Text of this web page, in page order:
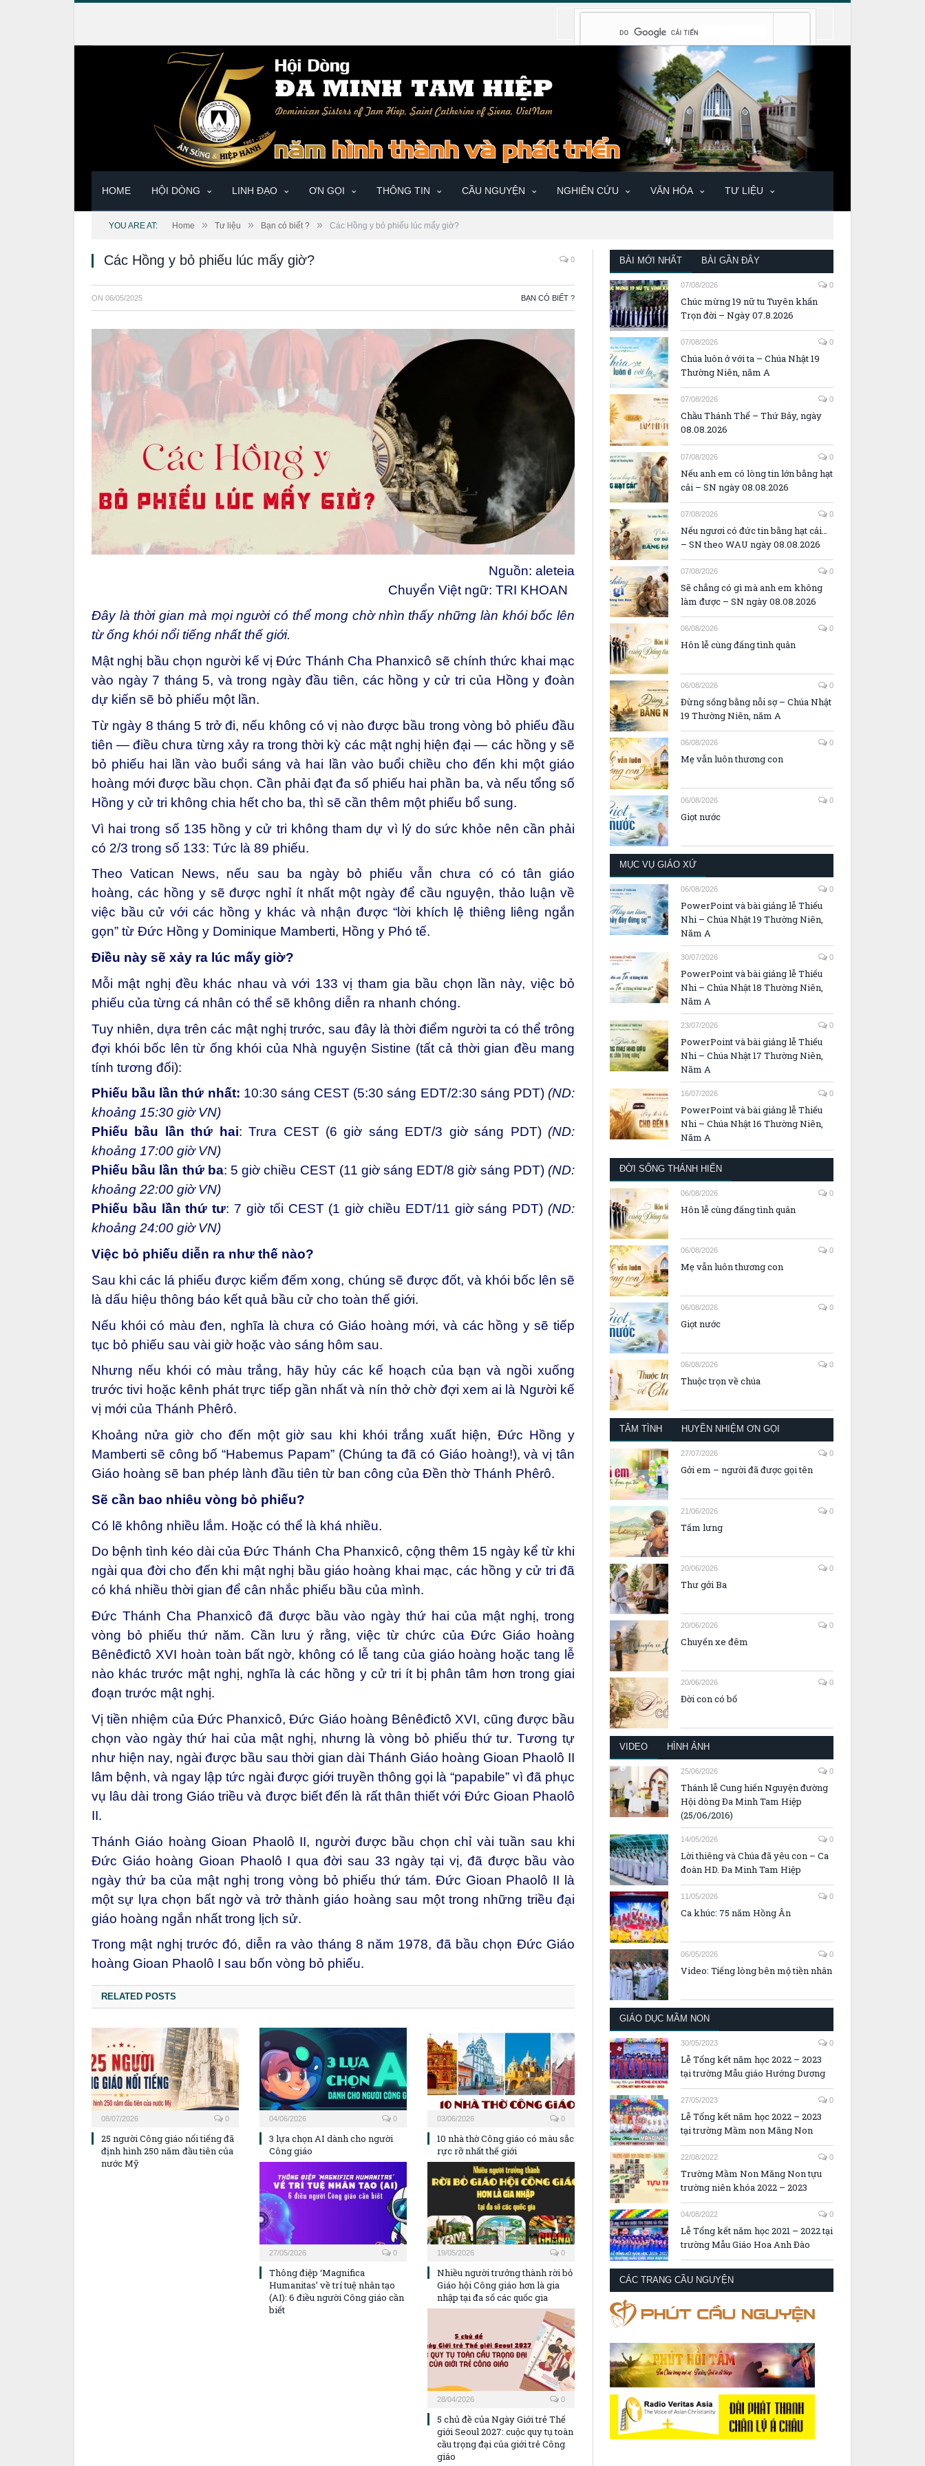
HOME HỘI DÒNG LINH ĐẠO ƠN GỌI THÔNG TIN CẦU NGUYỆN NGHIÊN CỨU VĂN HÓA TƯ LIỆU
YOU ARE AT: Home » Tư liệu » Bạn có biết ? » Các Hồng y bỏ phiếu lúc mấy giờ?
Các Hồng y bỏ phiếu lúc mấy giờ? 0
ON 06/05/2025 BẠN CÓ BIẾT ?
Nguồn: aleteia
Chuyển Việt ngữ: TRI KHOAN
Đây là thời gian mà mọi người có thể mong chờ nhìn thấy những làn khói bốc lên
từ ống khói nổi tiếng nhất thế giới.
Mật nghị bầu chọn người kế vị Đức Thánh Cha Phanxicô sẽ chính thức khai mạc
vào ngày 7 tháng 5, và trong ngày đầu tiên, các hồng y cử tri của Hồng y đoàn
dự kiến sẽ bỏ phiếu một lần.
Từ ngày 8 tháng 5 trở đi, nếu không có vị nào được bầu trong vòng bỏ phiếu đầu
tiên — điều chưa từng xảy ra trong thời kỳ các mật nghị hiện đại — các hồng y sẽ
bỏ phiếu hai lần vào buổi sáng và hai lần vào buổi chiều cho đến khi một giáo
hoàng mới được bầu chọn. Cần phải đạt đa số phiếu hai phần ba, và nếu tổng số
Hồng y cử tri không chia hết cho ba, thì sẽ cần thêm một phiếu bổ sung.
Vì hai trong số 135 hồng y cử tri không tham dự vì lý do sức khỏe nên cần phải
có 2/3 trong số 133: Tức là 89 phiếu.
Theo Vatican News, nếu sau ba ngày bỏ phiếu vẫn chưa có có tân giáo
hoàng, các hồng y sẽ được nghỉ ít nhất một ngày để cầu nguyện, thảo luận về
việc bầu cử với các hồng y khác và nhận được “lời khích lệ thiêng liêng ngắn
gọn” từ Đức Hồng y Dominique Mamberti, Hồng y Phó tế.
Điều này sẽ xảy ra lúc mấy giờ?
Mỗi mật nghị đều khác nhau và với 133 vị tham gia bầu chọn lần này, việc bỏ
phiếu của từng cá nhân có thể sẽ không diễn ra nhanh chóng.
Tuy nhiên, dựa trên các mật nghị trước, sau đây là thời điểm người ta có thể trông
đợi khói bốc lên từ ống khói của Nhà nguyện Sistine (tất cả thời gian đều mang
tính tương đối):
Phiếu bầu lần thứ nhất: 10:30 sáng CEST (5:30 sáng EDT/2:30 sáng PDT)(ND:
khoảng 15:30 giờ VN)
Phiếu bầu lần thứ hai: Trưa CEST (6 giờ sáng EDT/3 giờ sáng PDT)(ND:
khoảng 17:00 giờ VN)
Phiếu bầu lần thứ ba: 5 giờ chiều CEST (11 giờ sáng EDT/8 giờ sáng PDT) (ND:
khoảng 22:00 giờ VN)
Phiếu bầu lần thứ tư: 7 giờ tối CEST (1 giờ chiều EDT/11 giờ sáng PDT) (ND:
khoảng 24:00 giờ VN)
Việc bỏ phiếu diễn ra như thế nào?
Sau khi các lá phiếu được kiểm đếm xong, chúng sẽ được đốt, và khói bốc lên sẽ
là dấu hiệu thông báo kết quả bầu cử cho toàn thế giới.
Nếu khói có màu đen, nghĩa là chưa có Giáo hoàng mới, và các hồng y sẽ tiếp
tục bỏ phiếu sau vài giờ hoặc vào sáng hôm sau.
Nhưng nếu khói có màu trắng, hãy hủy các kế hoạch của bạn và ngồi xuống
trước tivi hoặc kênh phát trực tiếp gần nhất và nín thở chờ đợi xem ai là Người kế
vị mới của Thánh Phêrô.
Khoảng nửa giờ cho đến một giờ sau khi khói trắng xuất hiện, Đức Hồng y
Mamberti sẽ công bố “Habemus Papam” (Chúng ta đã có Giáo hoàng!), và vị tân
Giáo hoàng sẽ ban phép lành đầu tiên từ ban công của Đền thờ Thánh Phêrô.
Sẽ cần bao nhiêu vòng bỏ phiếu?
Có lẽ không nhiều lắm. Hoặc có thể là khá nhiều.
Do bệnh tình kéo dài của Đức Thánh Cha Phanxicô, cộng thêm 15 ngày kể từ khi
ngài qua đời cho đến khi mật nghị bầu giáo hoàng khai mạc, các hồng y cử tri đã
có khá nhiều thời gian để cân nhắc phiếu bầu của mình.
Đức Thánh Cha Phanxicô đã được bầu vào ngày thứ hai của mật nghị, trong
vòng bỏ phiếu thứ năm. Cần lưu ý rằng, việc từ chức của Đức Giáo hoàng
Bênêđictô XVI hoàn toàn bất ngờ, không có lễ tang của giáo hoàng hoặc tang lễ
nào khác trước mật nghị, nghĩa là các hồng y cử tri ít bị phân tâm hơn trong giai
đoạn trước mật nghị.
Vị tiền nhiệm của Đức Phanxicô, Đức Giáo hoàng Bênêđictô XVI, cũng được bầu
chọn vào ngày thứ hai của mật nghị, nhưng là vòng bỏ phiếu thứ tư. Tương tự
như hiện nay, ngài được bầu sau thời gian dài Thánh Giáo hoàng Gioan Phaolô II
lâm bệnh, và ngay lập tức ngài được giới truyền thông gọi là “papabile” vì đã phục
vụ lâu dài trong Giáo triều và được biết đến là rất thân thiết với Đức Gioan Phaolô
II.
Thánh Giáo hoàng Gioan Phaolô II, người được bầu chọn chỉ vài tuần sau khi
Đức Giáo hoàng Gioan Phaolô I qua đời sau 33 ngày tại vị, đã được bầu vào
ngày thứ ba của mật nghị trong vòng bỏ phiếu thứ tám. Đức Gioan Phaolô II là
một sự lựa chọn bất ngờ và trở thành giáo hoàng sau một trong những triều đại
giáo hoàng ngắn nhất trong lịch sử.
Trong mật nghị trước đó, diễn ra vào tháng 8 năm 1978, đã bầu chọn Đức Giáo
hoàng Gioan Phaolô I sau bốn vòng bỏ phiếu.
RELATED POSTS
08/07/2026 0
25 người Công giáo nổi tiếng đã
định hình 250 năm đầu tiên của
nước Mỹ
04/06/2026 0
3 lựa chọn AI dành cho người
Công giáo
03/06/2026 0
10 nhà thờ Công giáo có màu sắc
rực rỡ nhất thế giới
27/05/2026 0
Thông điệp ‘Magnifica
Humanitas’ về trí tuệ nhân tạo
(AI): 6 điều người Công giáo cần
biết
19/05/2026 0
Nhiều người trưởng thành rời bỏ
Giáo hội Công giáo hơn là gia
nhập tại đa số các quốc gia
28/04/2026 0
5 chủ đề của Ngày Giới trẻ Thế
giới Seoul 2027: cuộc quy tụ toàn
cầu trọng đại của giới trẻ Công
giáo
BÀI MỚI NHẤT BÀI GẦN ĐÂY
07/08/2026 0
Chúc mừng 19 nữ tu Tuyên khấn
Trọn đời – Ngày 07.8.2026
07/08/2026 0
Chúa luôn ở với ta – Chúa Nhật 19
Thường Niên, năm A
07/08/2026 0
Chầu Thánh Thể – Thứ Bảy, ngày
08.08.2026
07/08/2026 0
Nếu anh em có lòng tin lớn bằng hạt
cải – SN ngày 08.08.2026
07/08/2026 0
Nếu ngươi có đức tin bằng hạt cải…
– SN theo WAU ngày 08.08.2026
07/08/2026 0
Sẽ chẳng có gì mà anh em không
làm được – SN ngày 08.08.2026
06/08/2026 0
Hôn lễ cùng đấng tình quân
06/08/2026 0
Đừng sống bằng nỗi sợ – Chúa Nhật
19 Thường Niên, năm A
06/08/2026 0
Mẹ vẫn luôn thương con
06/08/2026 0
Giọt nước
MỤC VỤ GIÁO XỨ
06/08/2026 0
PowerPoint và bài giảng lễ Thiếu
Nhi – Chúa Nhật 19 Thường Niên,
Năm A
30/07/2026 0
PowerPoint và bài giảng lễ Thiếu
Nhi – Chúa Nhật 18 Thường Niên,
Năm A
23/07/2026 0
PowerPoint và bài giảng lễ Thiếu
Nhi – Chúa Nhật 17 Thường Niên,
Năm A
16/07/2026 0
PowerPoint và bài giảng lễ Thiếu
Nhi – Chúa Nhật 16 Thường Niên,
Năm A
ĐỜI SỐNG THÁNH HIẾN
06/08/2026 0
Hôn lễ cùng đấng tình quân
06/08/2026 0
Mẹ vẫn luôn thương con
06/08/2026 0
Giọt nước
06/08/2026 0
Thuộc trọn về chúa
TÂM TÌNH HUYỀN NHIỆM ƠN GỌI
27/07/2026 0
Gởi em – người đã được gọi tên
21/06/2026 0
Tấm lưng
20/06/2026 0
Thư gởi Ba
20/06/2026 0
Chuyến xe đêm
20/06/2026 0
Đời con có bố
VIDEO HÌNH ẢNH
25/06/2026 0
Thánh lễ Cung hiến Nguyện đường
Hội dòng Đa Minh Tam Hiệp
(25/06/2016)
14/05/2026 0
Lời thiêng và Chúa đã yêu con – Ca
đoàn HD. Đa Minh Tam Hiệp
11/05/2026 0
Ca khúc: 75 năm Hồng Ân
06/05/2026 0
Video: Tiếng lòng bên mộ tiền nhân
GIÁO DỤC MẦM NON
30/05/2023 0
Lễ Tổng kết năm học 2022 – 2023
tại trường Mẫu giáo Hướng Dương
27/05/2023 0
Lễ Tổng kết năm học 2022 – 2023
tại trường Mầm non Măng Non
22/08/2022 0
Trường Mầm Non Măng Non tựu
trường niên khóa 2022 – 2023
04/08/2022 0
Lễ Tổng kết năm học 2021 – 2022 tại
trường Mẫu Giáo Hoa Anh Đào
CÁC TRANG CẦU NGUYỆN